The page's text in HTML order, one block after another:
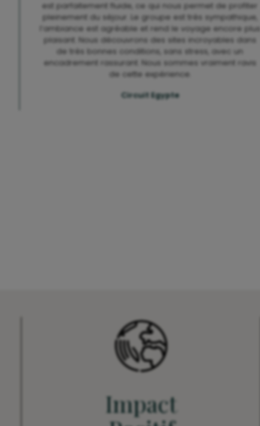
estparfaitement fluide,
ce qui nous permet de profiter
pleinement du séjour.
Le groupe est très sympathique,
l’ambiance est agréable et rend le voyage encore plus
plaisant. Nous découvrons des sites incroyables dans
de très bonnes conditions, sans stress, avec un
encadrement
rassurant. Nous sommes vraiment ravis
de cette expérience.
Circuit Egypte
Impact